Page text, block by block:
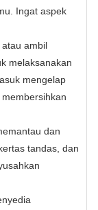
Ingat aspek
ambil
melaksanakan
mengelap
dan
tandas, dan